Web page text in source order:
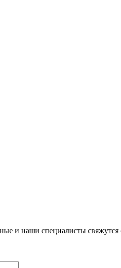
и наши специалисты